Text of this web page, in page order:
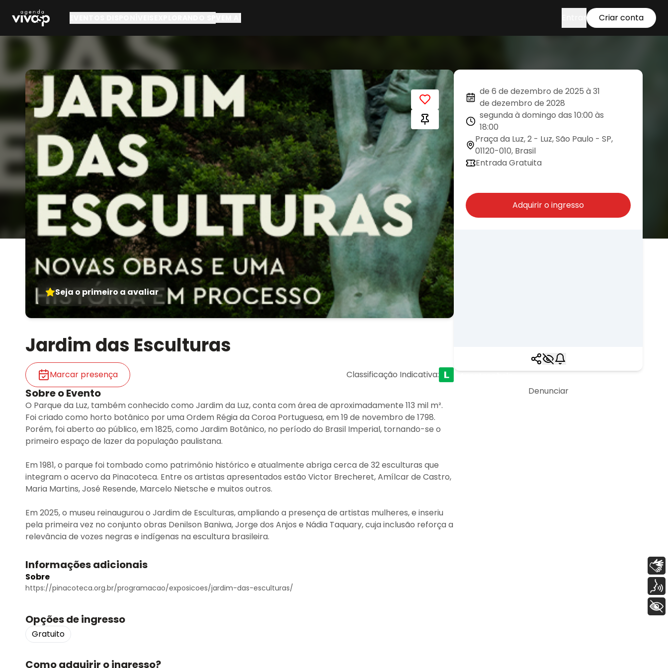
Criar conta
Seja o primeiro a avaliar
Jardim das Esculturas
Marcar presença Classificação Indicativa:
Sobre o Evento
O Parque da Luz, também conhecido como Jardim da Luz, conta com área de aproximadamente 113 mil m².
Foi criado como horto botânico por uma Ordem Régia da Coroa Portuguesa, em 19 de novembro de 1798.
Porém, foi aberto ao público, em 1825, como Jardim Botânico, no período do Brasil Imperial, tornando-se o
primeiro espaço de lazer da população paulistana.
Em 1981, o parque foi tombado como patrimônio histórico e atualmente abriga cerca de 32 esculturas que
integram o acervo da Pinacoteca. Entre os artistas apresentados estão Victor Brecheret, Amílcar de Castro,
Maria Martins, José Resende, Marcelo Nietsche e muitos outros.
Em 2025, o museu reinaugurou o Jardim de Esculturas, ampliando a presença de artistas mulheres, e inseriu
pela primeira vez no conjunto obras Denilson Baniwa, Jorge dos Anjos e Nádia Taquary, cuja inclusão reforça a
relevância de vozes negras e indígenas na escultura brasileira.
Informações adicionais
Sobre
https://pinacoteca.org.br/programacao/exposicoes/jardim-das-esculturas/
Opções de ingresso
Gratuito
Como adquirir o ingresso?
de 6 de dezembro de 2025 à 31
de dezembro de 2028
segunda à domingo das 10:00 às
18:00
Praça da Luz, 2 - Luz, São Paulo - SP,
01120-010, Brasil
Entrada Gratuita
Adquirir o ingresso
Denunciar